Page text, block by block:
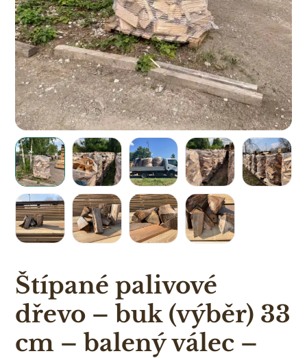
Štípané palivové
dřevo – buk (výběr) 33
cm – balený válec –